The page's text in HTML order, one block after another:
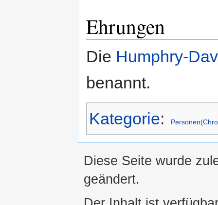
Ehrungen
Die Humphry-
benannt.
Kategorie:
Diese Seite wurde
geändert.